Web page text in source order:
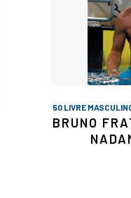
50 LIVRE
BRUNO